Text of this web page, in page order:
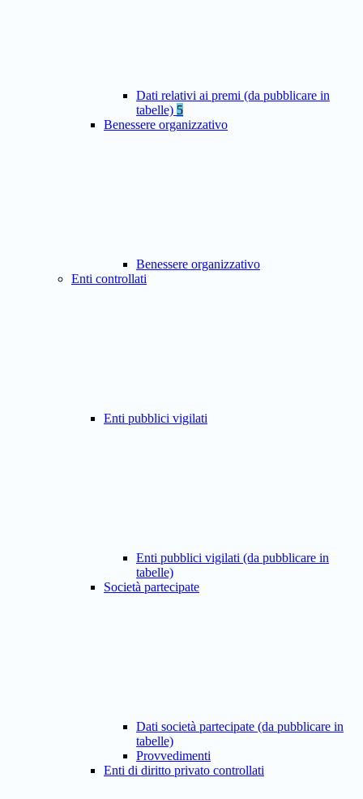
Dati relativi ai premi (da pubblicare in
tabelle) 5
Benessere organizzativo
Benessere organizzativo
Enti controllati
Enti pubblici vigilati
Enti pubblici vigilati (da pubblicare in
tabelle)
Società partecipate
Dati società partecipate (da pubblicare in
tabelle)
Provvedimenti
Enti di diritto privato controllati